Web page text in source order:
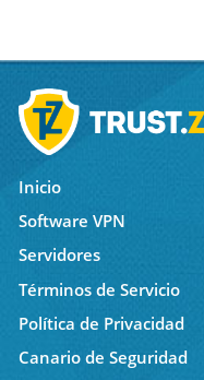
Inicio
Software VPN
Servidores
Términos de Servicio
Política de Privacidad
Canario de Seguridad